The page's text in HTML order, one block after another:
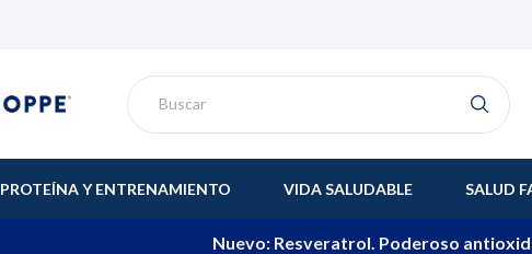
PROTEÍNA Y ENTRENAMIENTO VIDA SALUDABLE SALUD
Nuevo: Resveratrol. Poderoso antioxidante